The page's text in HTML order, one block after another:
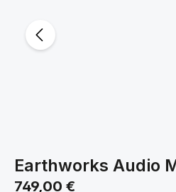
Earthworks Audio
Regulärer Preis:
749,00 €